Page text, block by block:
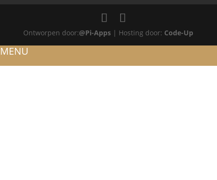
Ontworpen door:@Pi-Apps | Hosting door: Code-Up
MENU